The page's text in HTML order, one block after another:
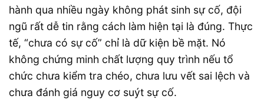
hành qua nhiều ngày không phát sinh sự cố, đội
ngũ rất dễ tin rằng cách làm hiện tại là đúng. Thực
tế, “chưa có sự cố” chỉ là dữ kiện bề mặt. Nó
không chứng minh chất lượng quy trình nếu tổ
chức chưa kiểm tra chéo, chưa lưu vết sai lệch và
chưa đánh giá nguy cơ suýt sự cố.